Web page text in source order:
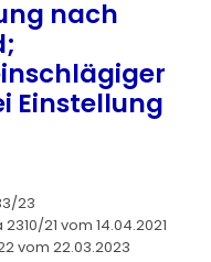
nach
Einstellung
23
21 vom 14.04.2021
vom 22.03.2023